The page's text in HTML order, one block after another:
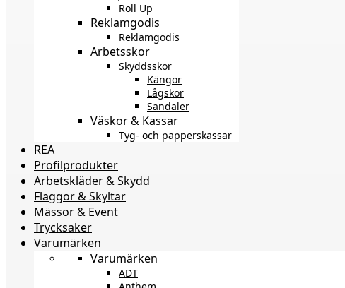
Roll Up
Reklamgodis
Reklamgodis
Arbetsskor
Skyddsskor
Kängor
Lågskor
Sandaler
Väskor & Kassar
Tyg- och papperskassar
REA
Profilprodukter
Arbetskläder & Skydd
Flaggor & Skyltar
Mässor & Event
Trycksaker
Varumärken
Varumärken
ADT